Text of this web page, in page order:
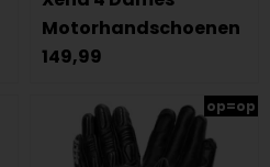
Motorhandschoenen
149,99
op=op